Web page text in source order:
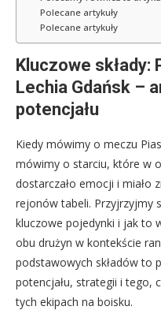
Polecane artykuły
Polecane artykuły
Kluczowe składy:
Lechia Gdańsk –
potencjału
Kiedy mówimy o meczu
mówimy o starciu, które w
dostarczało emocji i miało
rejonów tabeli. Przyjrzyjmy
kluczowe pojedynki i jak to
obu drużyn w kontekście
podstawowych składów to
potencjału, strategii i tego,
tych ekipach na boisku.